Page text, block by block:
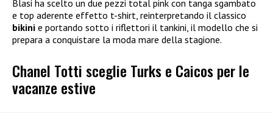
Blasi ha scelto un due pezzi total pink con tanga sgambato
e top aderente effetto t-shirt, reinterpretando il classico
bikini e portando sotto i riflettori il tankini, il modello che si
prepara a conquistare la moda mare della stagione.
Chanel Totti sceglie Turks e Caicos per le
vacanze estive